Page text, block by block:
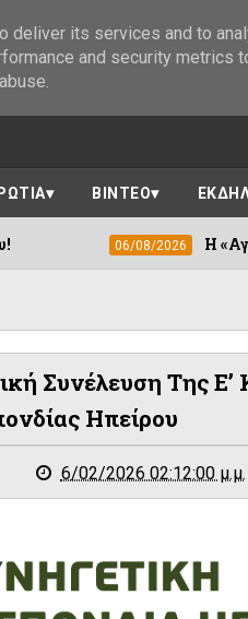
ΒΙΝΤΕΟ
Η «Αγιογραφία
Συνέλευση Της Ε’
Ηπείρου
6/02/2026 02:12:00 μ.μ.
its services and to
and security metrics